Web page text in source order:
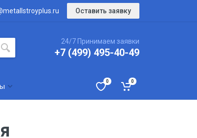
Оставить заявку
24/7 Принимаем заявки
+7 (499) 495-40-49
0 0